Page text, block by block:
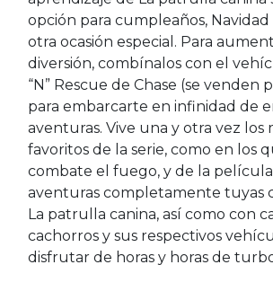
opción para cumpleaños,
otra ocasión especial. Para
diversión, combínalos con el
“N” Rescue de Chase (se venden
para embarcarte en infinidad de
aventuras. Vive una y otra vez los
favoritos de la serie, como en los
combate el fuego, y de la
aventuras completamente tuyas
La patrulla canina, así como con
cachorros y sus respectivos
disfrutar de horas y horas de